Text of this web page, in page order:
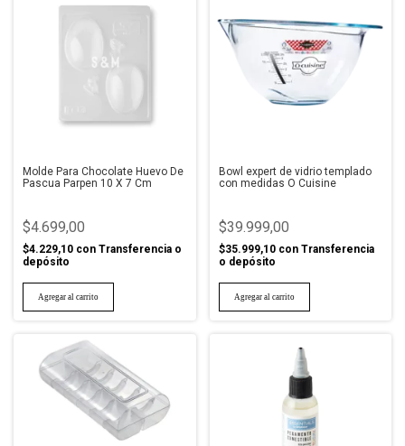
Molde Para Chocolate Huevo De
Pascua Parpen 10 X 7 Cm
$4.699,00
$4.229,10 con Transferencia o
depósito
Bowl expert de vidrio templado
con medidas O Cuisine
$39.999,00
$35.999,10 con Transferencia
o depósito